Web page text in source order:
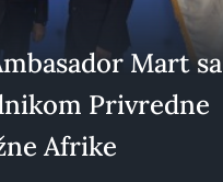
Mart sa
Privredne
Afrike